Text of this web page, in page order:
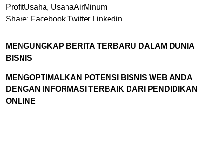
ProfitUsaha, UsahaAirMinum
Share: Facebook Twitter Linkedin
MENGUNGKAP BERITA TERBARU DALAM DUNIA
BISNIS
MENGOPTIMALKAN POTENSI BISNIS WEB ANDA
DENGAN INFORMASI TERBAIK DARI PENDIDIKAN
ONLINE